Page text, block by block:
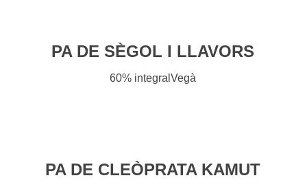
PA DE SÈGOL I LLAVORS
60% integral Vegà
PA DE CLEÒPRATA KAMUT